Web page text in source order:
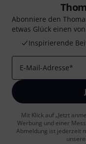
Abonniere den
etwas Glück einen von
Inspirierende
E-Mail-Adresse*
Mit Klick auf „Jetzt
Werbung und einer
Abmeldung ist jederzeit